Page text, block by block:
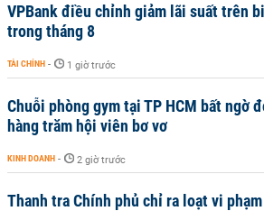
VPBank điều chỉnh giảm lãi suất trên
trong tháng 8
TÀI CHÍNH - 1 giờ trước
Chuỗi phòng gym tại TP HCM bất ngờ
hàng trăm hội viên bơ vơ
KINH DOANH - 2 giờ trước
Thanh tra Chính phủ chỉ ra loạt vi